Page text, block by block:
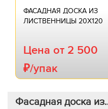
ФАСАДНАЯ ДОСКА ИЗ
ЛИСТВЕННИЦЫ 20Х120
Цена от 2 500
₽/упак
Фасадная доска из